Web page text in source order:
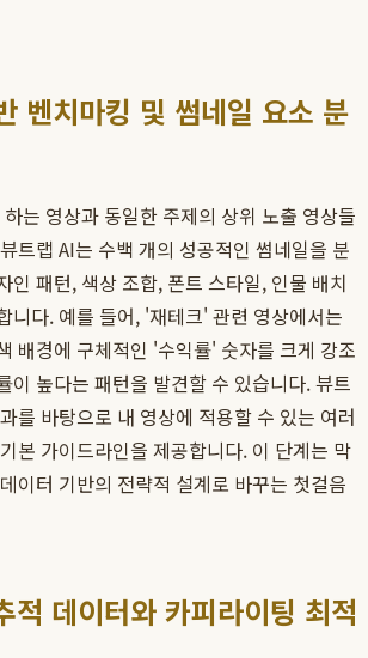
벤치마킹 및 썸네일 요소 분
는 영상과 동일한 주제의 상위 노출 영상들
트랩 AI는 수백 개의 성공적인 썸네일을 분
인 패턴, 색상 조합, 폰트 스타일, 인물 배치
니다. 예를 들어, '재테크' 관련 영상에서는
배경에 구체적인 '수익률' 숫자를 크게 강조
이 높다는 패턴을 발견할 수 있습니다. 뷰트
를 바탕으로 내 영상에 적용할 수 있는 여러
본 가이드라인을 제공합니다. 이 단계는 막
이터 기반의 전략적 설계로 바꾸는 첫걸음
적 데이터와 카피라이팅 최적